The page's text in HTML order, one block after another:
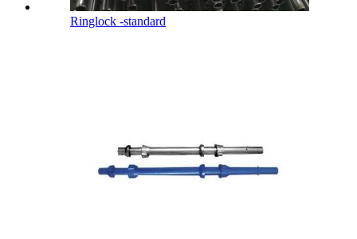
Ringlock -standard